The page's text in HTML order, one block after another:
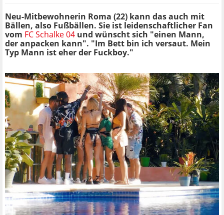
Neu-Mitbewohnerin Roma (22) kann das auch mit
Bällen, also Fußbällen. Sie ist leidenschaftlicher Fan
vom FC Schalke 04 und wünscht sich "einen Mann,
der anpacken kann". "Im Bett bin ich versaut. Mein
Typ Mann ist eher der Fuckboy."